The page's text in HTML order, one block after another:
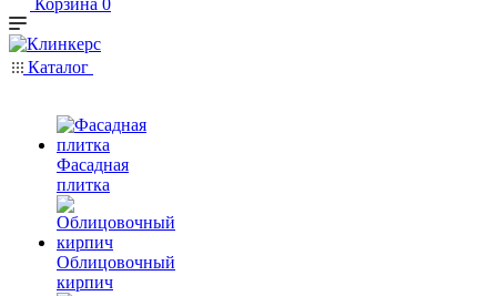
Корзина 0
Каталог
Фасадная
плитка
Облицовочный
кирпич